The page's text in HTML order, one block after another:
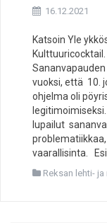
16.12.2021
Katsoin Yle
vuoksi, että 10.
ohjelma oli
lupailut
vaarallisinta.
Reksan lehti-